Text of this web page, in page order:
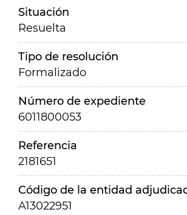
Situación
Resuelta
Tipo de resolución
Formalizado
Número de expediente
6011800053
Referencia
2181651
Código de la entidad
A13022951